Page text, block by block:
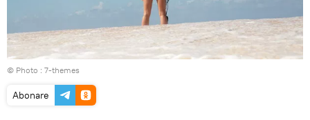
© Photo : 7-themes
Abonare